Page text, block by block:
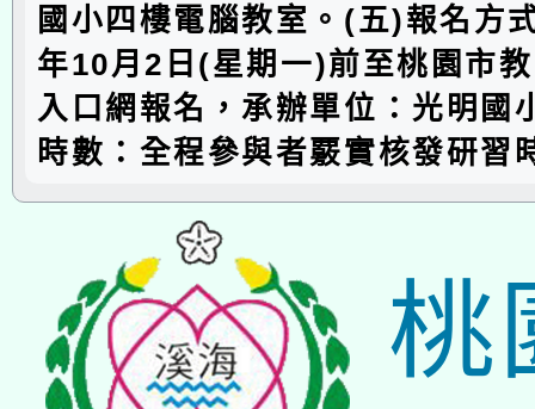
國小四樓電腦教室。(五)報名方
年10月2日(星期一)前至桃園市
入口網報名，承辦單位：光明國
時數：全程參與者覈實核發研習
桃